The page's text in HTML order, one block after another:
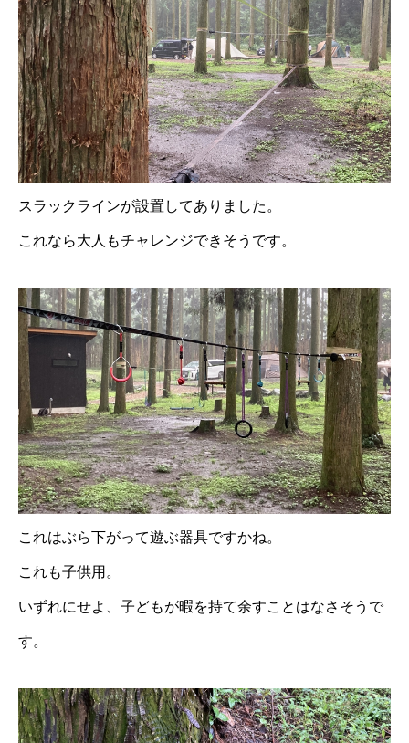
スラックラインが設置してありました。
これなら大人もチャレンジできそうです。
これはぶら下がって遊ぶ器具ですかね。
これも子供用。
いずれにせよ、子どもが暇を持て余すことはなさそうで
す。